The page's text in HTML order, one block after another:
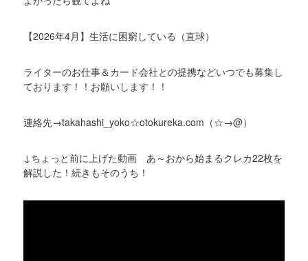
【2026年4月】生活に困窮している（直球）
ライターのお仕事＆カード会社との提携などいつでも募集し
ております！！お願いします！！
連絡先→takahashi_yoko☆otokureka.com（☆→@）
↓ちょっと前に上げた動画 あ～おから始まるクレカ22枚を
解説した！続きもそのうち！